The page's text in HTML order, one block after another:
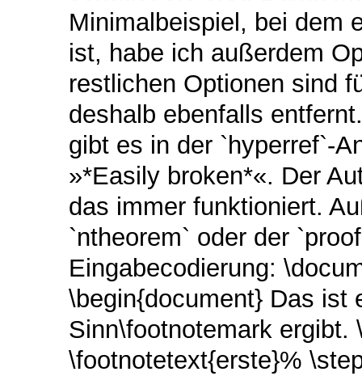
Minimalbeispiel, bei dem
ist, habe ich außerdem
restlichen Optionen sind
deshalb ebenfalls
gibt es in der `hyperref`-
»*Easily broken*«. Der
das immer funktioniert.
`ntheorem` oder der
Eingabecodierung:
\begin{document} Das ist
Sinn\footnotemark ergibt.
\footnotetext{erste}%